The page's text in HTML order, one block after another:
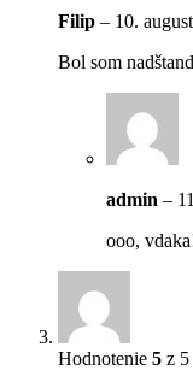
Filip – 10.
Bol som
admin –
ooo,
Hodnotenie 5 z 5